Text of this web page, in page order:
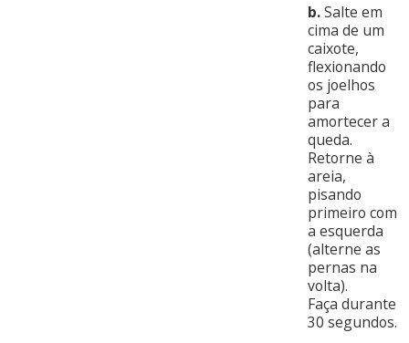
b.Salte em
cima de um
caixote,
flexionando
os joelhos
para
amortecer a
queda.
Retorne à
areia,
pisando
primeiro com
a esquerda
(alterne as
pernas na
volta).
Faça durante
30 segundos.